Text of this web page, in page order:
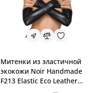
Митенки из эластичной
экокожи Noir Handmade
F213 Elastic Eco Leather
Fingerless Gloves, S